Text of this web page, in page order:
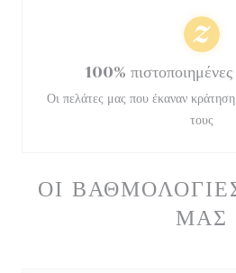
ΟΙ
ΜΑΣ
100%
Οι πελάτες μας που έκαναν
τους